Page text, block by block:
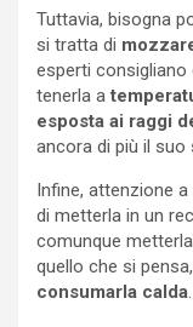
Tuttavia, bisogna
si tratta di
esperti consigliano
tenerla a
esposta ai raggi
ancora di più il suo
Infine, attenzione
di metterla in un
comunque
quello che si
consumarla calda.